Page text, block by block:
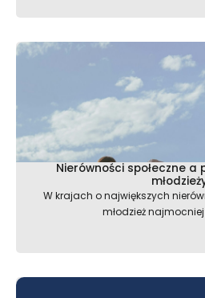
Nierówności społeczne
W krajach o największych
młodzież najmocniej